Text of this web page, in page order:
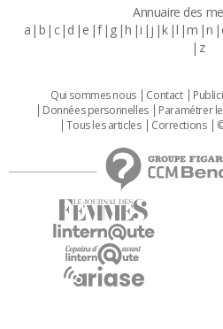
Annuaire des
a b c d e f g h i j k l m n
z
Qui sommes nous Contact
Données personnelles
Paramétrer
Tous les articles
Corrections